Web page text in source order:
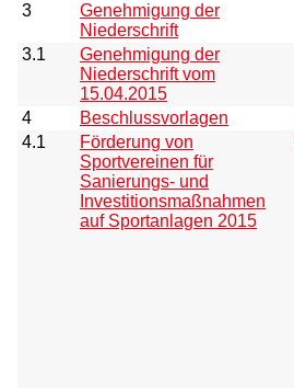
3
Genehmigung der
Niederschrift
3.1
Genehmigung der
Niederschrift vom
15.04.2015
4
Beschlussvorlagen
4.1
Förderung von
Sportvereinen für
Sanierungs- und
Investitionsmaßnahmen
auf Sportanlagen 2015